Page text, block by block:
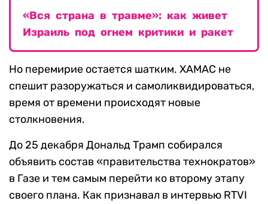
«Вся страна в травме»: как живет
Израиль под огнем критики и ракет
Но перемирие остается шатким. ХАМАС не
спешит разоружаться и самоликвидироваться,
время от времени происходят новые
столкновения.
До 25 декабря Дональд Трамп собирался
объявить состав «правительства технократов»
в Газе и тем самым перейти ко второму этапу
своего плана. Как признавал в интервью RTVI